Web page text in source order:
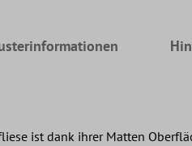
ist dank ihrer Matten